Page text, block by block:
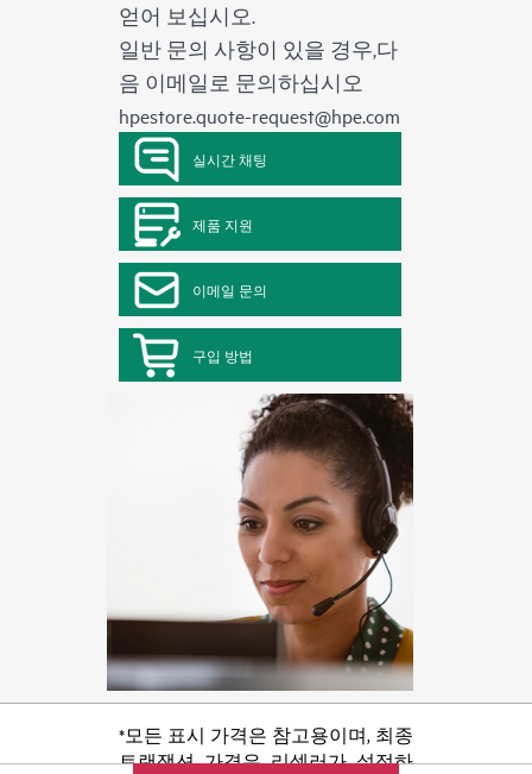
얻어 보십시오.
일반 문의 사항이 있을 경우,다
음 이메일로 문의하십시오
hpestore.quote-request@hpe.com
실시간 채팅
제품 지원
이메일 문의
구입 방법
*모든 표시 가격은 참고용이며, 최종
트랜잭션 가격은 리셀러가 설정하